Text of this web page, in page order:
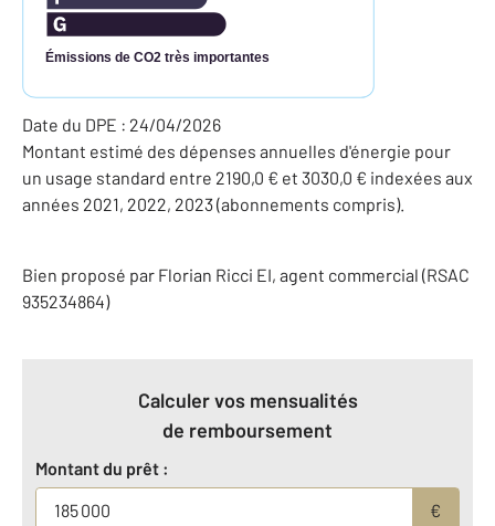
Émissions de CO2 très importantes
Date du DPE : 24/04/2026
Montant estimé des dépenses annuelles d'énergie pour
un usage standard entre 2190,0 € et 3030,0 € indexées aux
années 2021, 2022, 2023 (abonnements compris).
Bien proposé par Florian Ricci EI, agent commercial (RSAC
935234864)
Calculer vos mensualités
de remboursement
Montant du prêt :
€